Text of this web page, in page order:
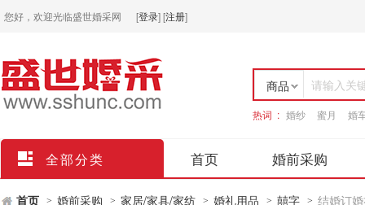
您好，欢迎光临盛世婚采网 [登录][注册]
商品
店铺
请输入关
热词 : 婚纱 蜜月 婚
全部分类 首页 婚前采购
首页 > 婚前采购 > 家居/家具/家纺 > 婚礼用品 > 囍字 > 结婚订